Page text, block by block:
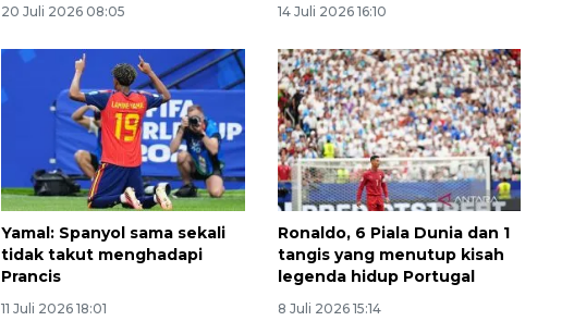
20 Juli 2026 08:05 14 Juli 2026 16:10
Yamal: Spanyol sama sekali
tidak takut menghadapi
Prancis
11 Juli 2026 18:01
Ronaldo, 6 Piala Dunia dan 1
tangis yang menutup kisah
legenda hidup Portugal
8 Juli 2026 15:14
Memberantas kejahatan
jalanan Jakarta
2026-08-05 18:00:00